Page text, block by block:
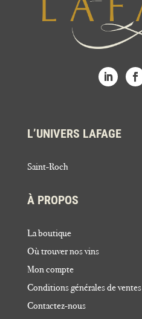
L’UNIVERS LAFAGE
Saint-Roch
À PROPOS
La boutique
Où trouver nos vins
Mon compte
Conditions générales de ventes
Contactez-nous